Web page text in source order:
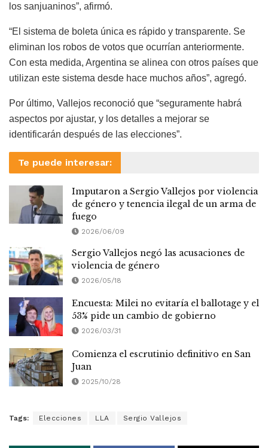
los sanjuaninos”, afirmó.
“El sistema de boleta única es rápido y transparente. Se
eliminan los robos de votos que ocurrían anteriormente.
Con esta medida, Argentina se alinea con otros países que
utilizan este sistema desde hace muchos años”, agregó.
Por último, Vallejos reconoció que “seguramente habrá
aspectos por ajustar, y los detalles a mejorar se
identificarán después de las elecciones”.
Te puede interesar:
Imputaron a Sergio Vallejos por violencia
de género y tenencia ilegal de un arma de
fuego
2026/06/09
Sergio Vallejos negó las acusaciones de
violencia de género
2026/05/18
Encuesta: Milei no evitaría el ballotage y el
53% pide un cambio de gobierno
2026/03/31
Comienza el escrutinio definitivo en San
Juan
2025/10/28
Tags: Elecciones LLA Sergio Vallejos